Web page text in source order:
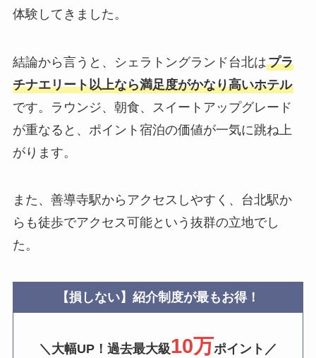
体験してきました。
結論から言うと、シェラトングランド台北はプラ
チナエリート以上なら満足度がかなり高いホテル
です。ラウンジ、朝食、スイートアップグレード
が重なると、ポイント宿泊の価値が一気に跳ね上
がります。
また、善導寺駅からアクセスしやすく、台北駅か
らも徒歩でアクセス可能という抜群の立地でし
た。
【損しない】紹介制度が最もお得！
＼大幅UP！過去最大級10万ポイント／